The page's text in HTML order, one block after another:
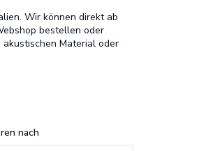
Wir können direkt ab
bestellen oder
Material oder
nach